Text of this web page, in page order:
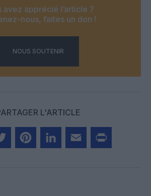
avez apprécié l’article ?
nous, faites un don !
NOUS SOUTENIR
L'ARTICLE